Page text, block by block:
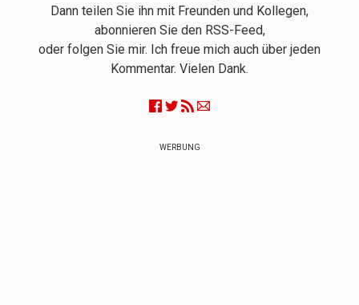
Dann teilen Sie ihn mit Freunden und Kollegen,
abonnieren Sie den RSS-Feed,
oder folgen Sie mir. Ich freue mich auch über jeden
Kommentar. Vielen Dank.
WERBUNG